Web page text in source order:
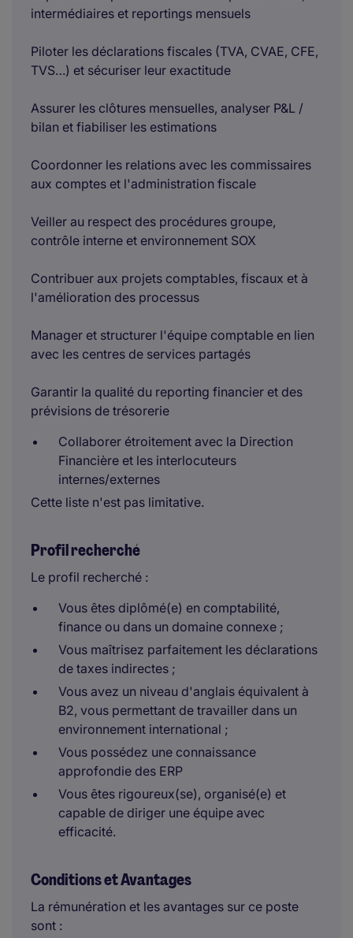
intermédiaires et reportings mensuels
Piloter les déclarations fiscales (TVA, CVAE, CFE,
TVS…) et sécuriser leur exactitude
Assurer les clôtures mensuelles, analyser P&L /
bilan et fiabiliser les estimations
Coordonner les relations avec les commissaires
aux comptes et l'administration fiscale
Veiller au respect des procédures groupe,
contrôle interne et environnement SOX
Contribuer aux projets comptables, fiscaux et à
l'amélioration des processus
Manager et structurer l'équipe comptable en lien
avec les centres de services partagés
Garantir la qualité du reporting financier et des
prévisions de trésorerie
Collaborer étroitement avec la Direction
Financière et les interlocuteurs
internes/externes
Cette liste n'est pas limitative.
Profil recherché
Le profil recherché :
Vous êtes diplômé(e) en comptabilité,
finance ou dans un domaine connexe ;
Vous maîtrisez parfaitement les déclarations
de taxes indirectes ;
Vous avez un niveau d'anglais équivalent à
B2, vous permettant de travailler dans un
environnement international ;
Vous possédez une connaissance
approfondie des ERP
Vous êtes rigoureux(se), organisé(e) et
capable de diriger une équipe avec
efficacité.
Conditions et Avantages
La rémunération et les avantages sur ce poste
sont :